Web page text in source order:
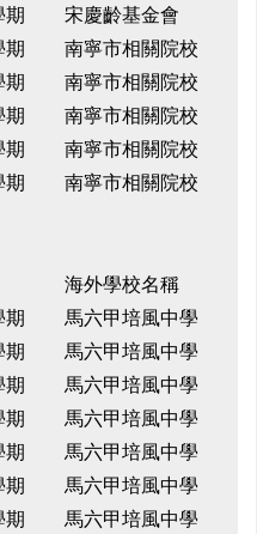
期
宋慶齡基金會
期
南寧市相關院校
期
南寧市相關院校
期
南寧市相關院校
期
南寧市相關院校
期 南寧市相關院校
海外學校名稱
期
馬六甲培風中學
期
馬六甲培風中學
期
馬六甲培風中學
期
馬六甲培風中學
期
馬六甲培風中學
期
馬六甲培風中學
期
馬六甲培風中學